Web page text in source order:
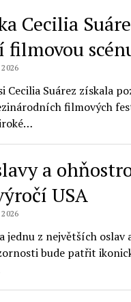
Cecilia
filmovou
Cecilia Suárez získala
filmových
a
USA
jednu z největších oslav
bude patřit